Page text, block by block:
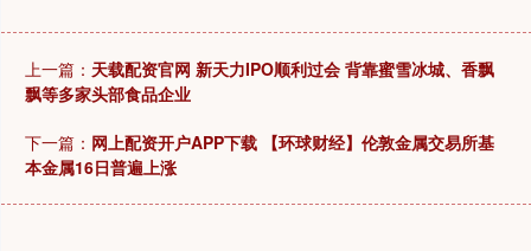
上一篇： 天载配资官网 新天力IPO顺利过会 背靠蜜雪冰城、香飘
飘等多家头部食品企业
下一篇： 网上配资开户APP下载 【环球财经】伦敦金属交易所基
本金属16日普遍上涨